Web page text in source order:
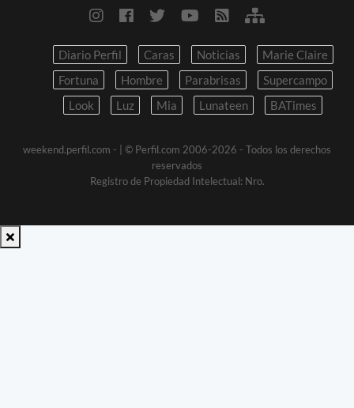
Diario Perfil Caras Noticias
Marie Claire
Fortuna
Hombre Parabrisas
Supercampo
Look
Luz Mia Lunateen BATimes
weekend.perfil.com -
| © Perfil.com 2006-2026 - Todos los derechos
reservados
Registro de Propiedad Intelectual: Nro.